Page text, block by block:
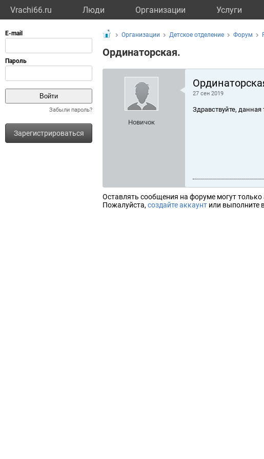
Vrachi66.ru Люди Организации Услуги
Забыли пароль?
Зарегистрироваться
Организации Детское отделение Форум
Ординаторская.
Новичок
27 сен 2019
Здравствуйте,
Оставлять сообщения на форуме могут
Пожалуйста, создайте аккаунт или выполните